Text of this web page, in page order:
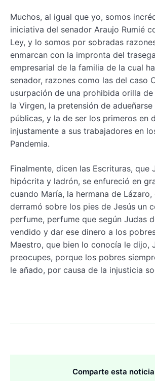
Muchos, al igual que yo, somos
iniciativa del senador Araujo Rumié
Ley, y lo somos por sobradas
enmarcan con la impronta del
empresarial de la familia de la cual
senador, razones como las del caso
usurpación de una prohibida orilla
la Virgen, la pretensión de
públicas, y la de ser los primeros en
injustamente a sus trabajadores en
Pandemia.
Finalmente, dicen las Escrituras, que
hipócrita y ladrón, se enfureció en
cuando María, la hermana de
derramó sobre los pies de Jesús un
perfume, perfume que según Judas
vendido y dar ese dinero a los
Maestro, que bien lo conocía le dijo,
preocupes, porque los pobres
le añado, por causa de la injusticia
Comparte esta noticia